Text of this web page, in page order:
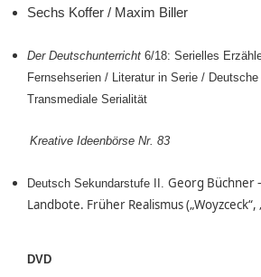
Sechs Koffer / Maxim Biller
Der Deutschunterricht 6/18: Serielles
Fernsehserien / Literatur in Serie / Deutsche
Transmediale Serialität
Kreative Ideenbörse Nr. 83
Deutsch Sekundarstufe II. Georg Büchner
Landbote. Früher Realismus („Woyzceck“,
DVD